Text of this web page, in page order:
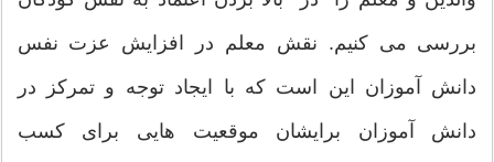
بررسی می کنیم. نقش معلم در افزایش عزت نفس
دانش آموزان این است که با ایجاد توجه و تمرکز در
دانش آموزان برایشان موقعیت هایی برای کسب